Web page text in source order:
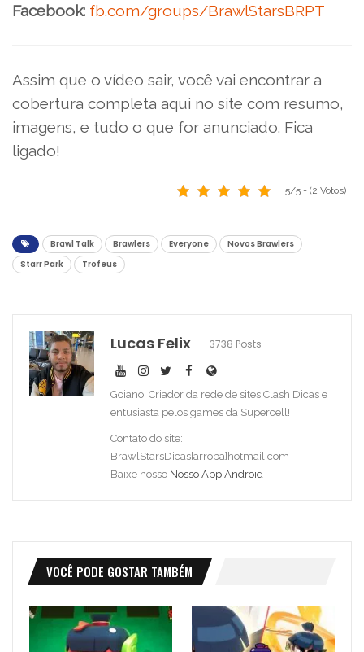
Facebook: fb.com/groups/BrawlStarsBRPT
Assim que o vídeo sair, você vai encontrar a
cobertura completa aqui no site com resumo,
imagens, e tudo o que for anunciado. Fica
ligado!
5/5 - (2 Votos)
Brawl Talk Brawlers Everyone
Novos Brawlers
Starr Park
Trofeus
Lucas Felix 3738 Posts
Goiano, Criador da rede de sites Clash Dicas e
entusiasta pelos games da Supercell!
Contato do site:
BrawlStarsDicas[arroba]hotmail.com
Baixe nosso Nosso App Android
VOCÊ PODE GOSTAR TAMBÉM